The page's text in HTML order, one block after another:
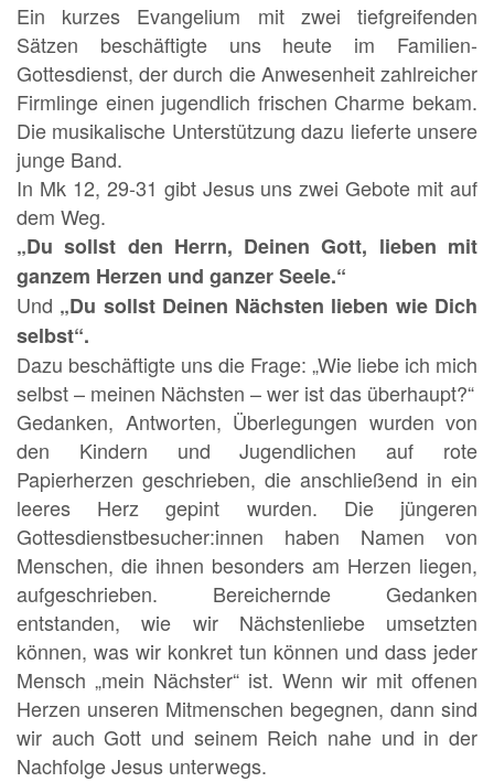
Ein kurzes Evangelium mit zwei tiefgreifenden
Sätzen beschäftigte uns heute im Familien-
Gottesdienst, der durch die Anwesenheit zahlreicher
Firmlinge einen jugendlich frischen Charme bekam.
Die musikalische Unterstützung dazu lieferte unsere
junge Band.
In Mk 12, 29-31 gibt Jesus uns zwei Gebote mit auf
dem Weg.
„Du sollst den Herrn, Deinen Gott, lieben mit
ganzem Herzen und ganzer Seele.“
Und „Du sollst Deinen Nächsten lieben wie Dich
selbst“.
Dazu beschäftigte uns die Frage: „Wie liebe ich mich
selbst – meinen Nächsten – wer ist das überhaupt?“
Gedanken, Antworten, Überlegungen wurden von
den Kindern und Jugendlichen auf rote
Papierherzen geschrieben, die anschließend in ein
leeres Herz gepint wurden. Die jüngeren
Gottesdienstbesucher:innen haben Namen von
Menschen, die ihnen besonders am Herzen liegen,
aufgeschrieben. Bereichernde Gedanken
entstanden, wie wir Nächstenliebe umsetzten
können, was wir konkret tun können und dass jeder
Mensch „mein Nächster“ ist. Wenn wir mit offenen
Herzen unseren Mitmenschen begegnen, dann sind
wir auch Gott und seinem Reich nahe und in der
Nachfolge Jesus unterwegs.